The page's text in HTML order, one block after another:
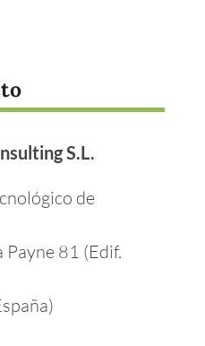
S.L.
de
81 (Edif.